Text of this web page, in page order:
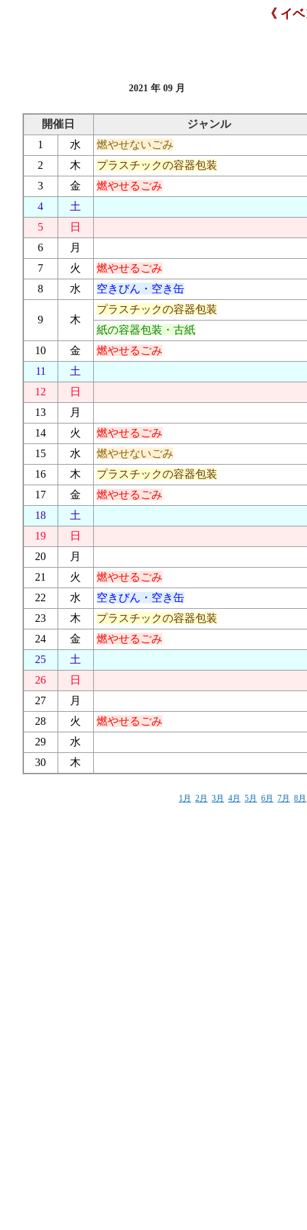
《 イ
2021 年 09 月
開催日
ジャンル
1
水
燃やせないごみ
2
木
プラスチックの容器包装
3
金
燃やせるごみ
4
土
5
日
6
月
7
火
燃やせるごみ
8
水 空きびん・空き缶
9 木
プラスチックの容器包装
紙の容器包装・古紙
10
金
燃やせるごみ
11
土
12
日
13
月
14
火
燃やせるごみ
15
水
燃やせないごみ
16
木
プラスチックの容器包装
17
金
燃やせるごみ
18
土
19
日
20
月
21
火
燃やせるごみ
22
水
空きびん・空き缶
23
木
プラスチックの容器包装
24
金
燃やせるごみ
25
土
26
日
27
月
28
火
燃やせるごみ
29
水
30
木
1月 2月 3月 4月 5月 6月 7月 8月